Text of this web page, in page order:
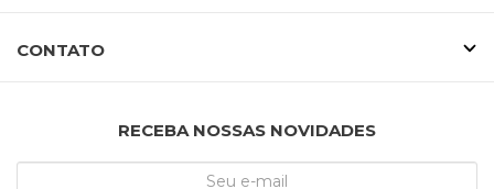
CONTATO
RECEBA NOSSAS NOVIDADES